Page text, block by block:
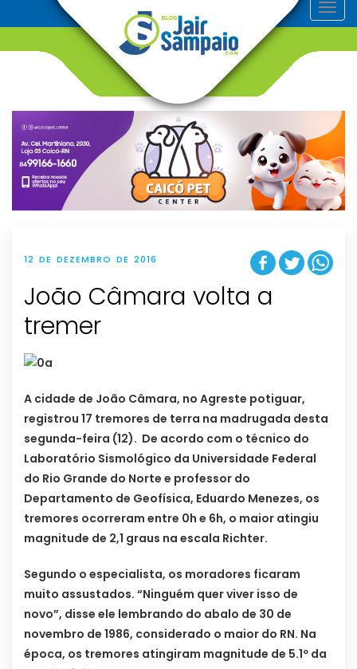
T
o
v
g
t
i
o
n
12 DE DEZEMBRO DE 2016
João Câmara volta a
tremer
A cidade de João Câmara, no Agreste potiguar,
registrou 17 tremores de terra na madrugada desta
segunda-feira (12). De acordo com o técnico do
Laboratório Sismológico da Universidade Federal
do Rio Grande do Norte e professor do
Departamento de Geofísica, Eduardo Menezes, os
tremores ocorreram entre 0h e 6h, o maior atingiu
magnitude de 2,1 graus na escala Richter.
Segundo o especialista, os moradores ficaram
muito assustados. “Ninguém quer viver isso de
novo”, disse ele lembrando do abalo de 30 de
novembro de 1986, considerado o maior do RN. Na
época, os tremores atingiram magnitude de 5.1º da